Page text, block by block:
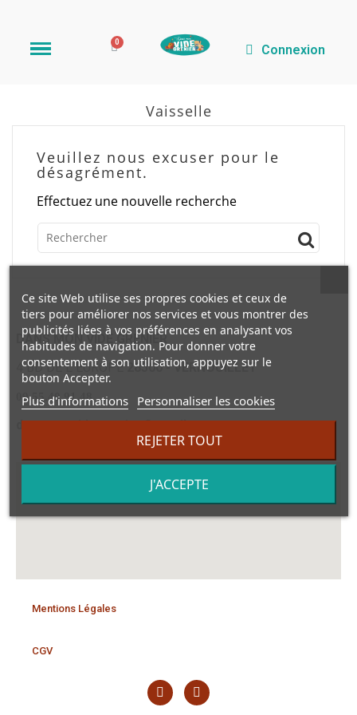
Ce site Web utilise ses propres cookies et ceux de
tiers pour améliorer nos services et vous montrer des
publicités liées à vos préférences en analysant vos
habitudes de navigation. Pour donner votre
consentement à son utilisation, appuyez sur le
bouton Accepter.
Plus d'informations Personnaliser les cookies
REJETER TOUT
J'ACCEPTE
Connexion
Vaisselle
Veuillez nous excuser pour le
désagrément.
Effectuez une nouvelle recherche
DANS MON VIDE GRENIER
4 BD DE L EUROPE28500 - VERNOUILLET
09.55.40.91.48
dansmonvidegrenier@gmail.com
Mentions Légales
CGV